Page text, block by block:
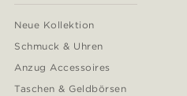
Neue Kollektion
Schmuck & Uhren
Anzug Accessoires
Taschen & Geldbörsen